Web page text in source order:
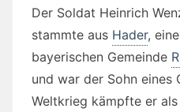
Der Soldat Heinrich
stammte aus Hader,
bayerischen Gemeinde
und war der Sohn eines
Weltkrieg kämpfte er